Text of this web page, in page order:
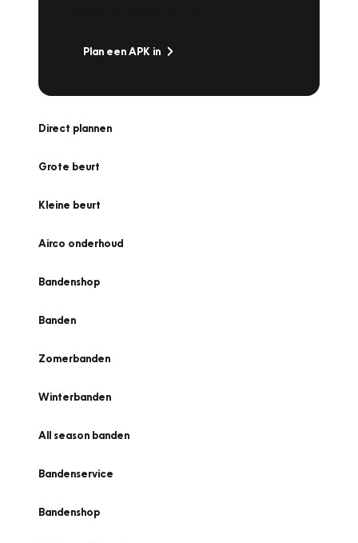
Plan een APK in
Direct plannen
Grote beurt
Kleine beurt
Airco onderhoud
Bandenshop
Banden
Zomerbanden
Winterbanden
All season banden
Bandenservice
Bandenshop